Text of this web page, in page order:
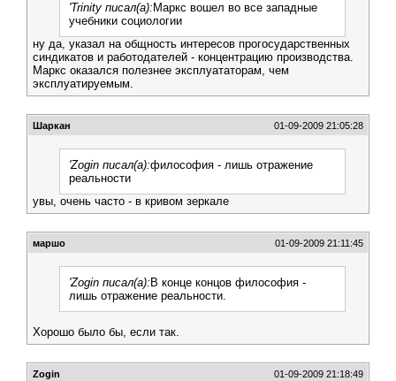
'Trinity писал(а): Маркс вошел во все западные
учебники социологии
ну да, указал на общность интересов прогосударственных
синдикатов и работодателей - концентрацию производства.
Маркс оказался полезнее эксплуататорам, чем
эксплуатируемым.
Шаркан 01-09-2009 21:05:28
'Zogin писал(а):философия - лишь отражение
реальности
увы, очень часто - в кривом зеркале
маршо 01-09-2009 21:11:45
'Zogin писал(а): В конце концов философия -
лишь отражение реальности.
Хорошо было бы, если так.
Zogin 01-09-2009 21:18:49